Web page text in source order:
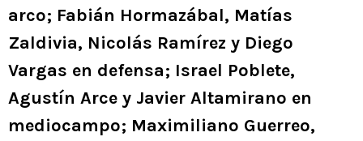
arco; Fabián Hormazábal, Matías
Zaldivia, Nicolás Ramírez y Diego
Vargas en defensa; Israel Poblete,
Agustín Arce y Javier Altamirano en
mediocampo; Maximiliano Guerreo,